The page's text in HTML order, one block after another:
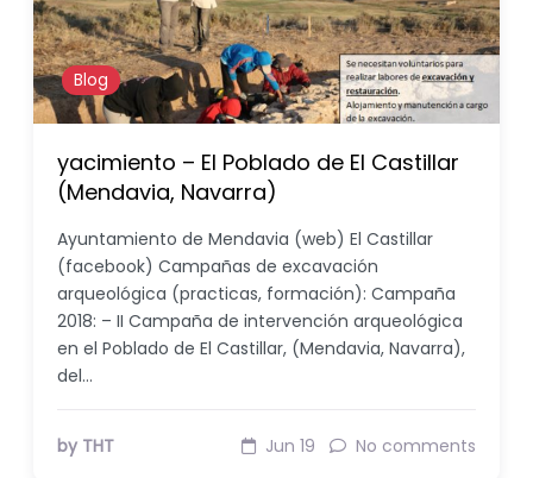
Blog
yacimiento – El Poblado de El Castillar
(Mendavia, Navarra)
Ayuntamiento de Mendavia (web) El Castillar
(facebook) Campañas de excavación
arqueológica (practicas, formación): Campaña
2018: – II Campaña de intervención arqueológica
en el Poblado de El Castillar, (Mendavia, Navarra),
del…
by THT Jun 19 No comments